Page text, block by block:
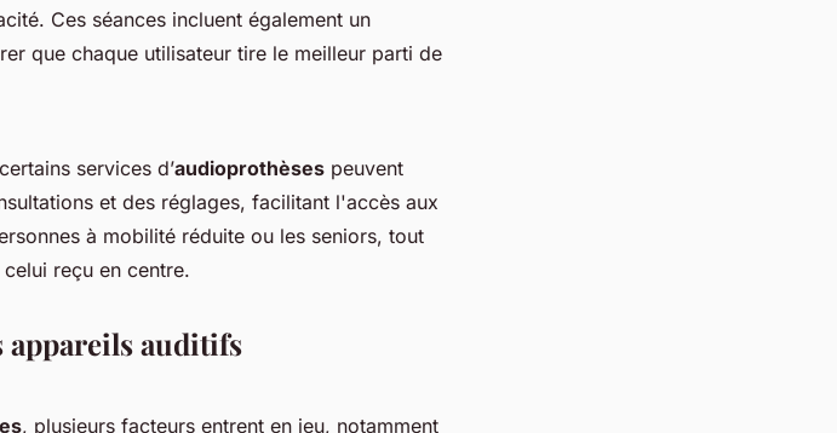
Ces séances incluent également un
que chaque utilisateur tire le meilleur parti de
services d’audioprothèses peuvent
et des réglages, facilitant l'accès aux
à mobilité réduite ou les seniors, tout
reçu en centre.
appareils auditifs
, plusieurs facteurs entrent en jeu, notamment